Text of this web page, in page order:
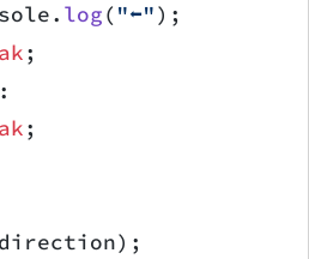
log( "⬅️");
;
:
;